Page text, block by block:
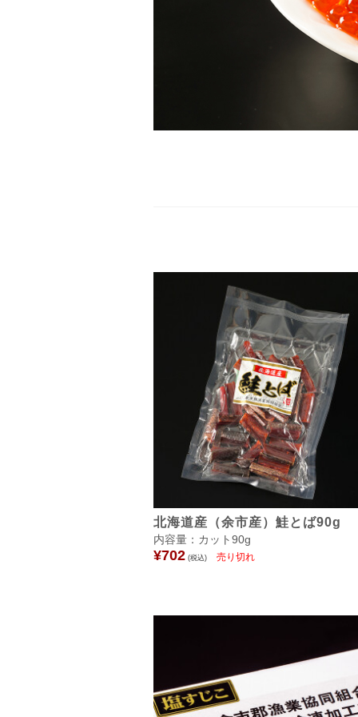
北海道産（余市産）鮭とば90g
内容量：カット90g
¥702 (税込)